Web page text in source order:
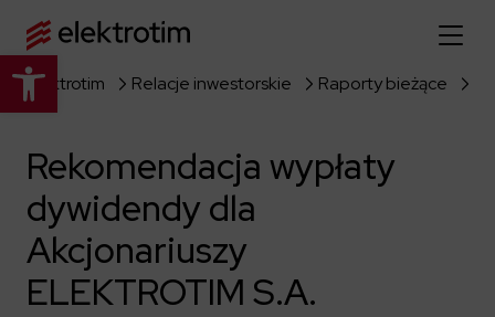
Otwórz pasek narzędzi
Strona główna
O nas
Więcej o nas
O firmie
Strategia
Oferta
Poznaj pełną ofertę
Aktualności
Elektrotim Relacje inwestorskie Raporty bieżące
Rekomendacja wypłaty
dywidendy dla
Akcjonariuszy
ELEKTROTIM S.A.